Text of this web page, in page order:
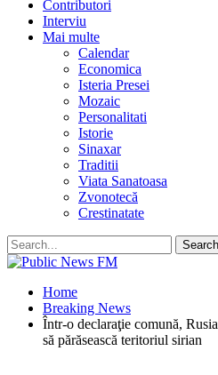
Contributori
Interviu
Mai multe
Calendar
Economica
Isteria Presei
Mozaic
Personalitati
Istorie
Sinaxar
Traditii
Viata Sanatoasa
Zvonotecă
Crestinatate
Home
Breaking News
Într-o declaraţie comună,
să părăsească teritoriul sirian